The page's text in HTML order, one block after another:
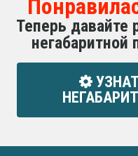
Теперь давайте
негабаритной